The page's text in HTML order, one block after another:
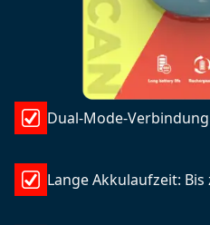
Dual-Mode-Verbindung
Lange Akkulaufzeit: